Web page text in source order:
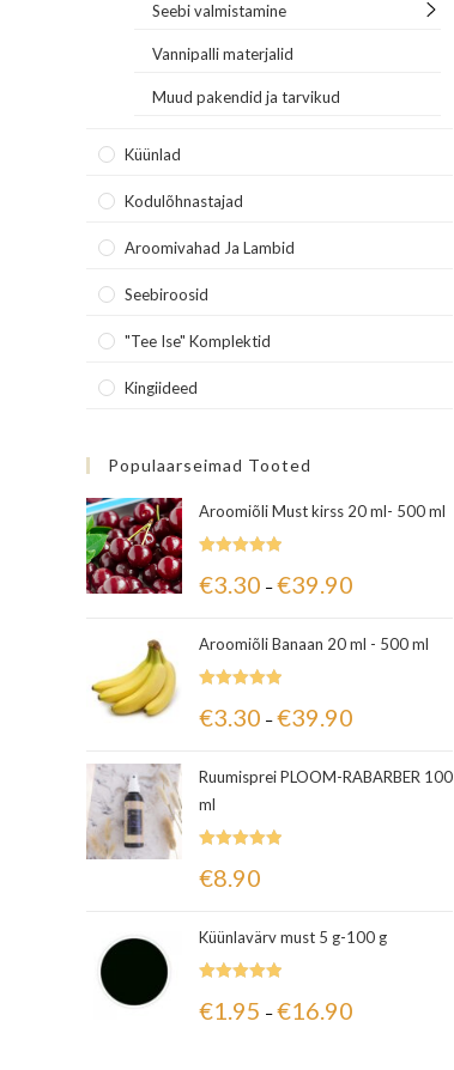
Seebi valmistamine
Vannipalli materjalid
Muud pakendid ja tarvikud
Küünlad
Kodulõhnastajad
Aroomivahad Ja Lambid
Seebiroosid
"Tee Ise" Komplektid
Kingiideed
Populaarseimad Tooted
Aroomiõli Must kirss 20 ml- 500 ml
5.00/ 5
€3.30 –€39.90
Aroomiõli Banaan 20 ml - 500 ml
5.00/ 5
€3.30 –€39.90
Ruumisprei PLOOM-RABARBER 100
ml
5.00/ 5
€8.90
Küünlavärv must 5 g-100 g
5.00/ 5
€1.95 –€16.90